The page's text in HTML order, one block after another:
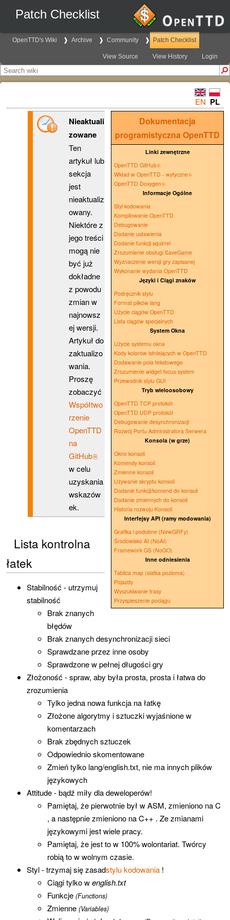
Patch Checklist
OpenTTD's Wiki Archive Community Patch Checklist
View Source View History Login
EN PL
Dokumentacja
programistyczna OpenTTD
Linki zewnętrzne
OpenTTD GitHub
Wkład w OpenTTD - wytyczne
OpenTTD Doxygen
Informacje Ogólne
Styl kodowania
Kompilowanie OpenTTD
Debugowanie
Dodanie ustawienia
Dodanie funkcji squirrel
Zrozumienie obsługi SaveGame
Wyznaczenie wersji gry zapisanej
Wykonanie wydania OpenTTD
Języki i Ciągi znaków
Podręcznik stylu
Format plików lang
Użycie ciągów OpenTTD
Lista ciągów specjalnych
System Okna
Użycie systemu okna
Kody kolorów istniejących w OpenTTD
Dodawanie pola tekstowego
Zrozumienie widget focus system
Przewodnik stylu GUI
Tryb wieloosobowy
OpenTTD TCP protokół
OpenTTD UDP protokół
Debugowanie desynchronizacji
Rozwój Portu Administratora Serwera
Konsola (w grze)
Okno konsoli
Komendy konsoli
Zmienne konsoli
Używanie skryptu konsoli
Dodanie funkcji/komend do konsoli
Dodanie zmiennych do konsoli
Historia rozwoju Konsoli
Interfejsy API (ramy modowania)
Grafika i podobne (NewGRFy)
Środowisko AI (NoAI)
Framework GS (NoGO)
Inne odniesienia
Tablica map (siatka pozioma)
Pojazdy
Wyszukiwanie trasy
Przyspieszenie pociągu
Nieaktuali
zowane
Ten
artykuł lub
sekcja
jest
nieaktualiz
owany.
Niektóre z
jego treści
mogą nie
być już
dokładne
z powodu
zmian w
najnowsz
ej wersji.
Artykuł do
zaktualizo
wania.
Proszę
zobaczyć
Współtwo
rzenie
OpenTTD
na
GitHub
w celu
uzyskania
wskazów
ek.
Lista kontrolna
łatek
Stabilność - utrzymuj
stabilność
Brak znanych
błędów
Brak znanych desynchronizacji sieci
Sprawdzane przez inne osoby
Sprawdzone w pełnej długości gry
Złożoność - spraw, aby była prosta, prosta i łatwa do
zrozumienia
Tylko jedna nowa funkcja na łatkę
Złożone algorytmy i sztuczki wyjaśnione w
komentarzach
Brak zbędnych sztuczek
Odpowiednio skomentowane
Zmień tylko lang/english.txt, nie ma innych plików
językowych
Attitude - bądź miły dla deweloperów!
Pamiętaj, że pierwotnie był w ASM, zmieniono na C
, a następnie zmieniono na C++ . Ze zmianami
językowymi jest wiele pracy.
Pamiętaj, że jest to w 100% wolontariat. Twórcy
robią to w wolnym czasie.
Styl - trzymaj się zasadstylu kodowania !
Ciągi tylko wenglish.txt
Funkcje (Functions)
Zmienne (Variables)